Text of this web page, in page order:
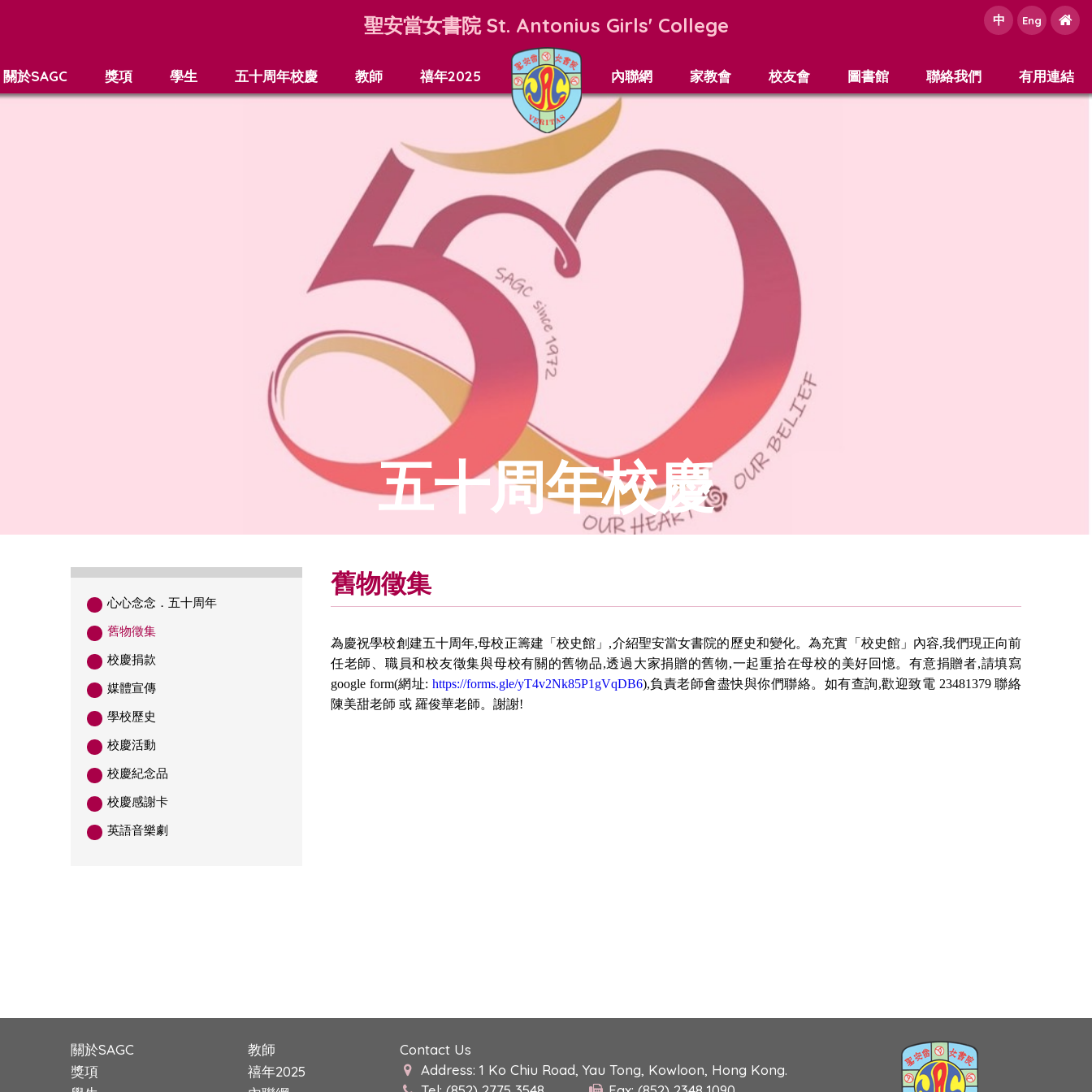
聖安當女書院 St. Antonius Girls' College 中 Eng
關於SAGC 獎項 學生 五十周年校慶 教師 禧年2025 內聯網 家教會 校友會 圖書館 聯絡我們 有用連結
五十周年校慶
心心念念．五十周年
舊物徵集
校慶捐款
媒體宣傳
學校歷史
校慶活動
校慶紀念品
校慶感謝卡
英語音樂劇
舊物徵集
為慶祝學校創建五十周年,母校正籌建「校史館」,介紹聖安當女書院的歷史和變化。為充實「校史館」內容,我們現正向前
任老師、職員和校友徵集與母校有關的舊物品,透過大家捐贈的舊物,一起重拾在母校的美好回憶。有意捐贈者,請填寫
google form(網址: https://forms.gle/yT4v2Nk85P1gVqDB6),負責老師會盡快與你們聯絡。如有查詢,歡迎致電 23481379 聯絡
陳美甜老師 或 羅俊華老師。謝謝!
關於SAGC
獎項
教師
禧年2025
Contact Us
Address: 1 Ko Chiu Road, Yau Tong, Kowloon, Hong Kong.